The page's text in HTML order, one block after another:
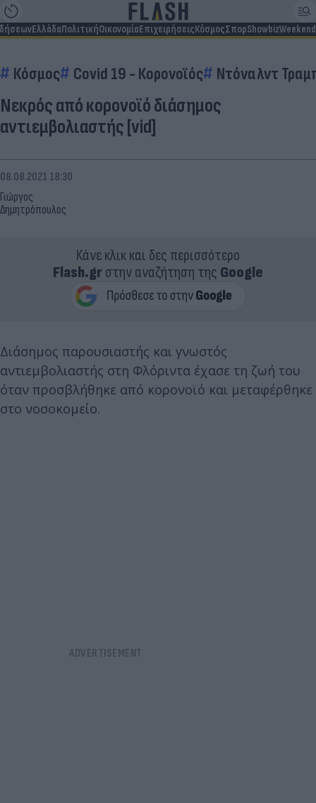
ΕλλάδαΠολιτικήΟικονομίαΕπιχειρήσειςΚόσμοςΣπορShowbizWeekend
Κόσμος Covid 19 - Κορονοϊός Ντόναλντ
Νεκρός από κορονοϊό διάσημος
αντιεμβολιαστής [vid]
Γιώργος
Δημητρόπουλος
08.08.2021 18:30
Κάνε κλικ και δες περισσότερο
Flash.grστην αναζήτηση της Google
Διάσημος παρουσιαστής και γνωστός
αντιεμβολιαστής στη Φλόριντα έχασε τη ζωή του
όταν προσβλήθηκε από κορονοϊό και μεταφέρθηκε
στο νοσοκομείο.